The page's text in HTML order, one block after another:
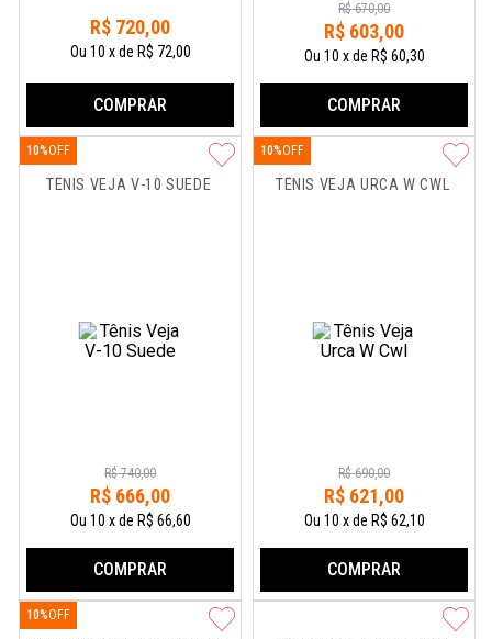
R$ 720,00
Ou 10 xde R$ 72,00
COMPRAR
R$ 670,00
R$ 603,00
Ou 10 xde R$ 60,30
COMPRAR
TÊNIS VEJA V-10 SUEDE
10%
R$ 740,00
R$ 666,00
Ou 10 xde R$ 66,60
COMPRAR
TÊNIS VEJA URCA W CWL
10%
R$ 690,00
R$ 621,00
Ou 10 xde R$ 62,10
COMPRAR
10%